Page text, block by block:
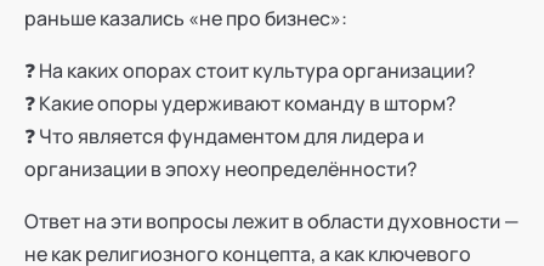
раньше казались «не про бизнес»:
❓ На каких опорах стоит культура организации?
❓ Какие опоры удерживают команду в шторм?
❓ Что является фундаментом для лидера и
организации в эпоху неопределённости?
Ответ на эти вопросы лежит в области духовности —
не как религиозного концепта, а как ключевого